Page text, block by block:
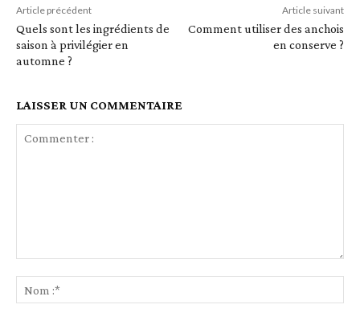
Article précédent
Quels sont les ingrédients de
saison à privilégier en
automne ?
Article suivant
Comment utiliser des anchois
en conserve ?
LAISSER UN COMMENTAIRE
:*